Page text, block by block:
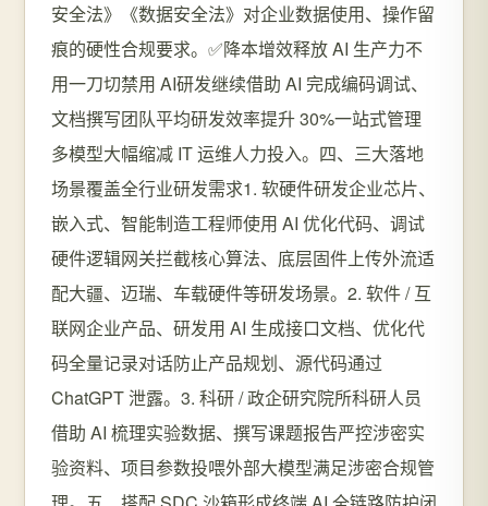
安全法》《数据安全法》对企业数据使用、操作留
痕的硬性合规要求。✅降本增效释放 AI 生产力不
用一刀切禁用 AI研发继续借助 AI 完成编码调试、
文档撰写团队平均研发效率提升 30%一站式管理
多模型大幅缩减 IT 运维人力投入。四、三大落地
场景覆盖全行业研发需求1. 软硬件研发企业芯片、
嵌入式、智能制造工程师使用 AI 优化代码、调试
硬件逻辑网关拦截核心算法、底层固件上传外流适
配大疆、迈瑞、车载硬件等研发场景。2. 软件 / 互
联网企业产品、研发用 AI 生成接口文档、优化代
码全量记录对话防止产品规划、源代码通过
ChatGPT 泄露。3. 科研 / 政企研究院所科研人员
借助 AI 梳理实验数据、撰写课题报告严控涉密实
验资料、项目参数投喂外部大模型满足涉密合规管